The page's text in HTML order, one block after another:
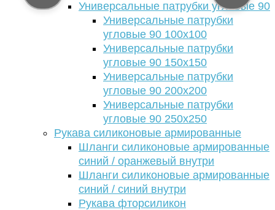
Универсальные патрубки угловые 90
Универсальные патрубки
угловые 90 100х100
Универсальные патрубки
угловые 90 150х150
Универсальные патрубки
угловые 90 200х200
Универсальные патрубки
угловые 90 250х250
Рукава силиконовые армированные
Шланги силиконовые армированные
синий / оранжевый внутри
Шланги силиконовые армированные
синий / синий внутри
Рукава фторсиликон